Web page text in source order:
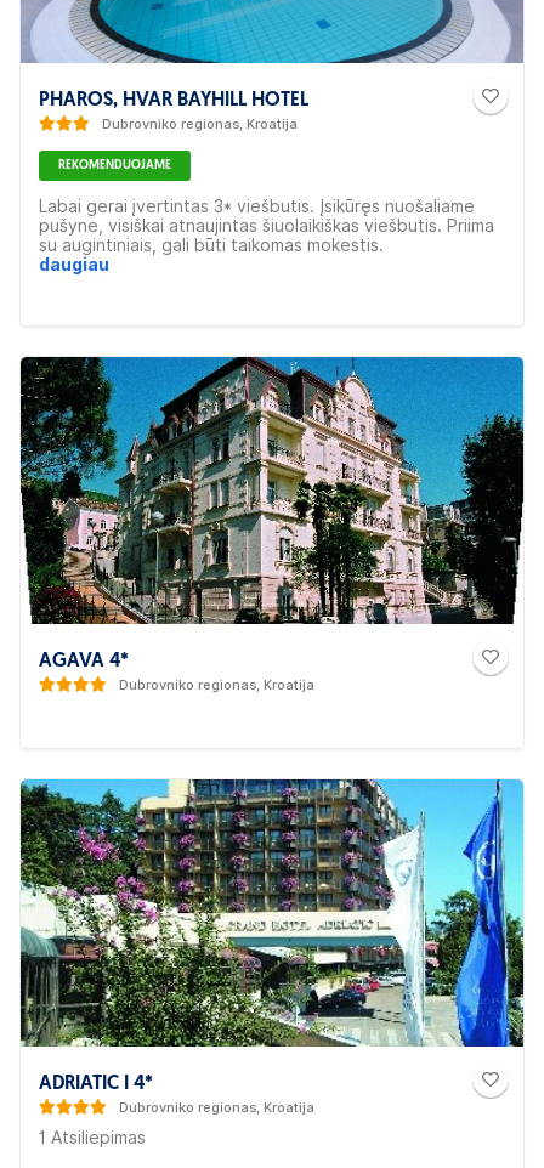
PHAROS, HVAR BAYHILL HOTEL
Dubrovniko regionas, Kroatija
REKOMENDUOJAME
Labai gerai įvertintas 3* viešbutis. Įsikūręs nuošaliame
pušyne, visiškai atnaujintas šiuolaikiškas viešbutis. Priima
su augintiniais, gali būti taikomas mokestis.
Rekomenduojame poroms, šeimoms ir draugams.
daugiau
AGAVA 4*
Dubrovniko regionas, Kroatija
ADRIATIC I 4*
Dubrovniko regionas, Kroatija
1 Atsiliepimas